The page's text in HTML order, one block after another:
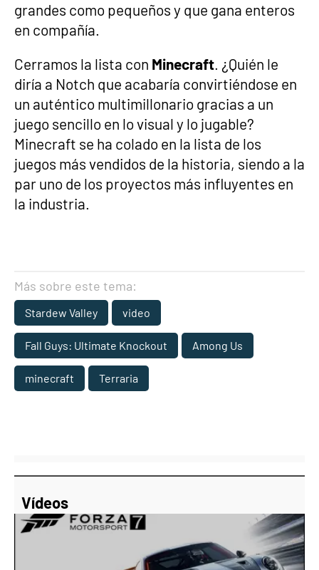
grandes como pequeños y que gana enteros
en compañía.
Cerramos la lista con Minecraft. ¿Quién le
diría a Notch que acabaría convirtiéndose en
un auténtico multimillonario gracias a un
juego sencillo en lo visual y lo jugable?
Minecraft se ha colado en la lista de los
juegos más vendidos de la historia, siendo a la
par uno de los proyectos más influyentes en
la industria.
Más sobre este tema:
Stardew Valley video
Fall Guys: Ultimate Knockout Among Us
minecraft Terraria
Vídeos